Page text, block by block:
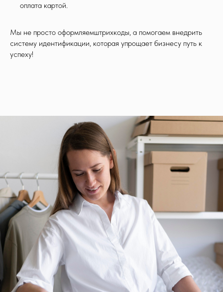
оплата картой.
Мы не просто оформляемштрихкоды, а помогаем внедрить
систему идентификации, которая упрощает бизнесу путь к
успеху!